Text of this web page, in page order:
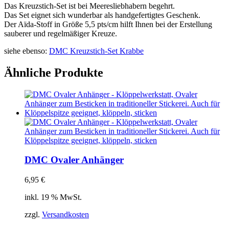
Das Kreuzstich-Set ist bei Meeresliebhabern begehrt.
Das Set eignet sich wunderbar als handgefertigtes Geschenk.
Der Aïda-Stoff in Größe 5,5 pts/cm hilft Ihnen bei der Erstellung
sauberer und regelmäßiger Kreuze.
siehe ebenso: DMC Kreuzstich-Set Krabbe
Ähnliche Produkte
DMC Ovaler Anhänger
6,95 €
inkl. 19 % MwSt.
zzgl. Versandkosten